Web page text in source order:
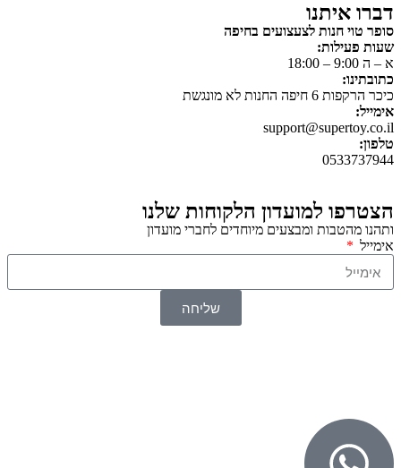
דברו איתנו
סופר טוי חנות לצעצועים בחיפה
שעות פעילות:
א – ה 9:00 – 18:00
כתובתינו:
כיכר הרקפות 6 חיפה החנות לא מונגשת
אימייל:
support@supertoy.co.il
טלפון:
0533737944
הצטרפו למועדון הלקוחות שלנו
ותהנו מהטבות ומבצעים מיוחדים לחברי מועדון
אימייל
שליחה